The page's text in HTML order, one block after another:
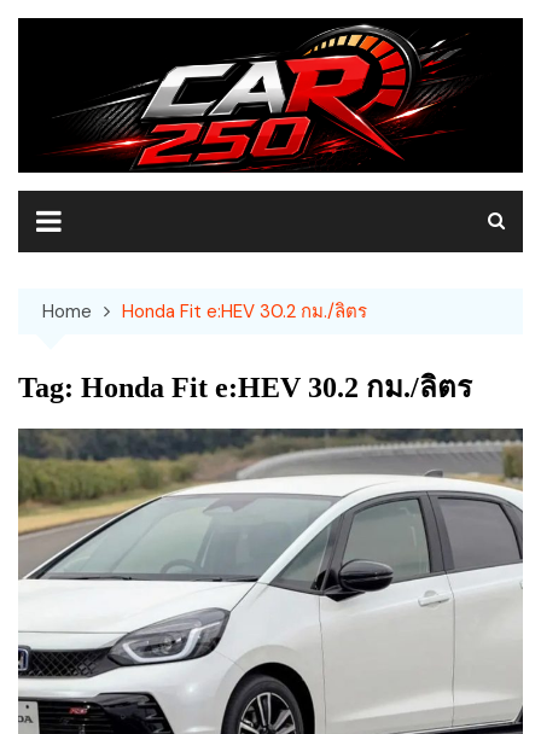
Skip
Home Honda Fit e:HEV 30.2 กม./ลิตร
Tag: Honda Fit e:HEV 30.2 กม./ลิตร